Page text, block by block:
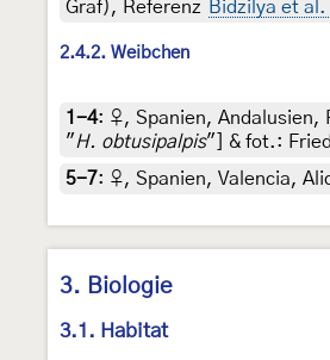
Graf), Referenz Bidzilya et
2.4.2. Weibchen
1-4: ♀, Spanien, Andalusien,
"H. obtusipalpis"] & fot.:
5-7: ♀, Spanien, Valencia,
3. Biologie
3.1. Habitat